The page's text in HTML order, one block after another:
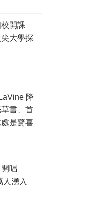
校開課
大學探
降
書、首
是驚喜
開唱
人湧入